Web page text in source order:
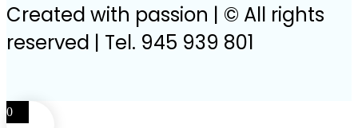
Created with passion | © All rights
reserved | Tel. 945 939 801
0